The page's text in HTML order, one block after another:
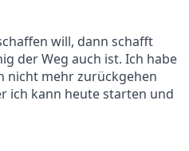
will, dann schafft
der Weg auch ist. Ich habe
nicht mehr zurückgehen
ich kann heute starten und